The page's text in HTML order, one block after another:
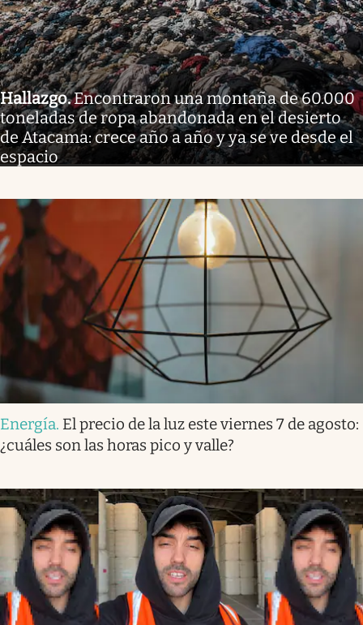
Hallazgo.Encontraron una montaña de 60.000
toneladas de ropa abandonada en el desierto
de Atacama: crece año a año y ya se ve desde el
espacio
Energía. El precio de la luz este viernes 7 de agosto:
¿cuáles son las horas pico y valle?